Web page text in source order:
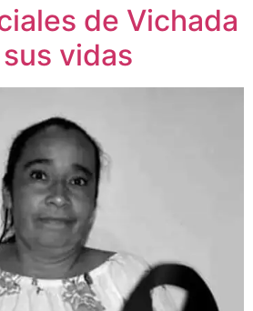
de Vichada
vidas